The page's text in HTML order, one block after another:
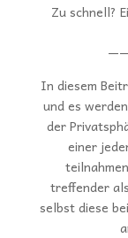
Zu schnell?
In diesem
und es
der
einer
treffender
selbst diese